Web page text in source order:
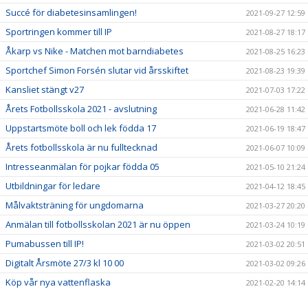
Succé för diabetesinsamlingen! 2021-09-27 12:59
Sportringen kommer till IP 2021-08-27 18:17
Åkarp vs Nike - Matchen mot barndiabetes 2021-08-25 16:23
Sportchef Simon Forsén slutar vid årsskiftet 2021-08-23 19:39
Kansliet stängt v27 2021-07-03 17:22
Årets Fotbollsskola 2021 - avslutning 2021-06-28 11:42
Uppstartsmöte boll och lek födda 17 2021-06-19 18:47
Årets fotbollsskola är nu fulltecknad 2021-06-07 10:09
Intresseanmälan för pojkar födda 05 2021-05-10 21:24
Utbildningar för ledare 2021-04-12 18:45
Målvaktsträning för ungdomarna 2021-03-27 20:20
Anmälan till fotbollsskolan 2021 är nu öppen 2021-03-24 10:19
Pumabussen till IP! 2021-03-02 20:51
Digitalt Årsmöte 27/3 kl 10 00 2021-03-02 09:26
Köp vår nya vattenflaska 2021-02-20 14:14